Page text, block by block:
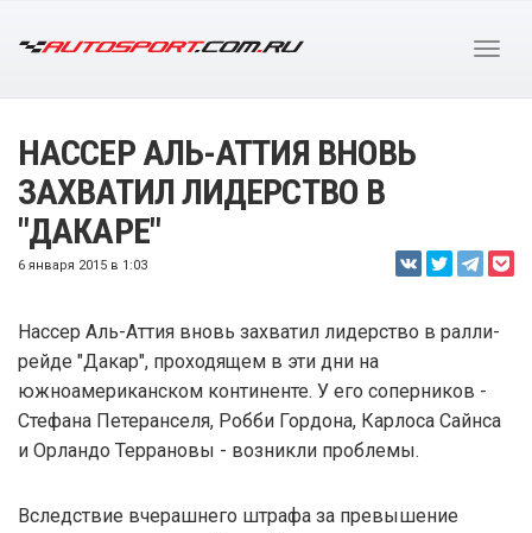
НАССЕР АЛЬ-АТТИЯ ВНОВЬ
ЗАХВАТИЛ ЛИДЕРСТВО В
"ДАКАРЕ"
6 января 2015 в 1:03
Нассер Аль-Аттия вновь захватил лидерство в ралли-
рейде "Дакар", проходящем в эти дни на
южноамериканском континенте. У его соперников -
Стефана Петеранселя, Робби Гордона, Карлоса Сайнса
и Орландо Террановы - возникли проблемы.
Вследствие вчерашнего штрафа за превышение